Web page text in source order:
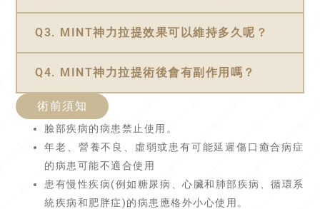
Q3. MINT神力拉提效果可以維持多久呢？
Q4. MINT神力拉提術後會有副作用嗎？
術前須知
臉部疾病的病患禁止使用。
年老、營養不良、虛弱或患有可能延遲傷口癒合病症
的病患可能不適合使用
患有慢性疾病(例如糖尿病、心臟和肺部疾病、循環系
統疾病和肥胖症)的病患應格外小心使用。